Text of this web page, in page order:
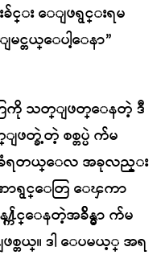
င္း ေျဖရွင္းရမ
တယ္ေပါ့ေနာ”
ကို သတ္ျဖတ္ေနတဲ့ ဒီ
တ္ခဲ့တဲ့ စစ္တပ္ပဲ က်မ
ခံရတယ္ေလ အခုလည္း
ာရွင္ေတြ ေၾကာ
ေနတဲ့အခ်ိန္မွာ က်မ
စ္တယ္။ ဒါ ေပမယ့္ အရ